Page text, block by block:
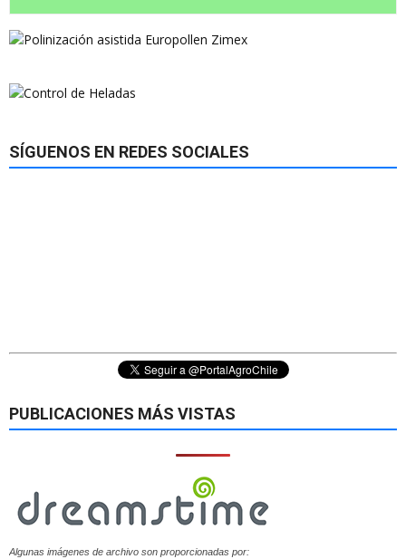
SÍGUENOS EN REDES SOCIALES
PUBLICACIONES MÁS VISTAS
Algunas imágenes de archivo son proporcionadas por: